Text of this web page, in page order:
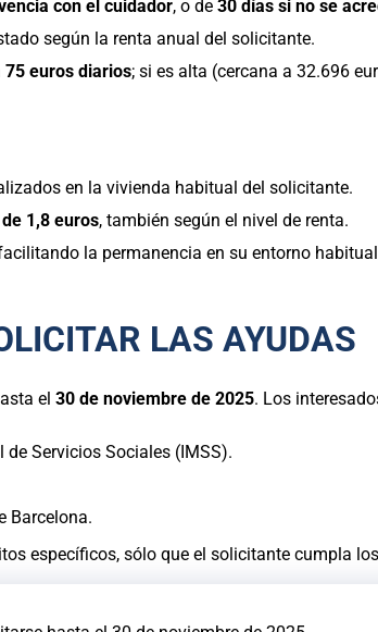
con el cuidador, o de 30 días si no se
según la renta anual del solicitante.
75 euros diarios; si es alta (cercana a 32.696
en la vivienda habitual del solicitante.
1,8 euros, también según el nivel de renta.
la permanencia en su entorno
LAS AYUDAS
el 30 de noviembre de 2025. Los
Servicios Sociales (IMSS).
Barcelona.
específicos, sólo que el solicitante cumpla